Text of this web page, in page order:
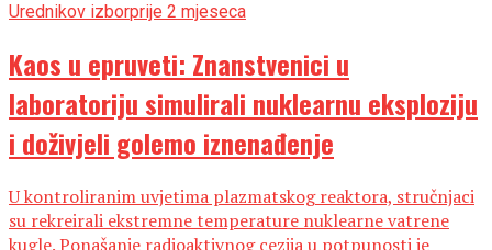
Urednikov izborprije 2 mjeseca
Kaos u epruveti: Znanstvenici u
laboratoriju simulirali nuklearnu eksploziju
i doživjeli golemo iznenađenje
U kontroliranim uvjetima plazmatskog reaktora, stručnjaci
su rekreirali ekstremne temperature nuklearne vatrene
kugle. Ponašanje radioaktivnog cezija u potpunosti je